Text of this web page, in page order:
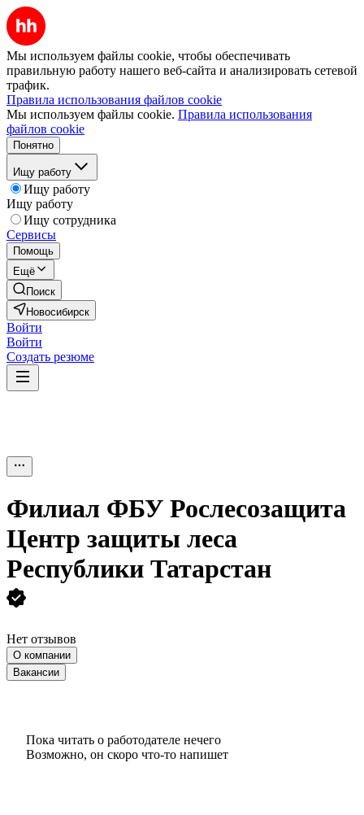
Мы используем файлы cookie, чтобы обеспечивать
правильную работу нашего веб-сайта и анализировать сетевой
трафик.
Правила использования файлов cookie
Мы используем файлы cookie. Правила использования
файлов cookie
Понятно
Ищу работу
Ищу работу
Ищу работу
Ищу сотрудника
Сервисы
Помощь
Ещё
Поиск
Новосибирск
Войти
Войти
Создать резюме
Филиал ФБУ Рослесозащита
Центр защиты леса
Республики Татарстан
Нет отзывов
О компании
Вакансии
Пока читать о работодателе нечего
Возможно, он скоро что‑то напишет